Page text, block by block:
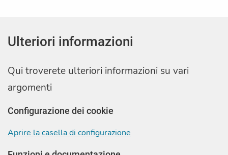
Ulteriori informazioni
Qui troverete ulteriori informazioni su vari
argomenti
Configurazione dei cookie
Aprire la casella di configurazione